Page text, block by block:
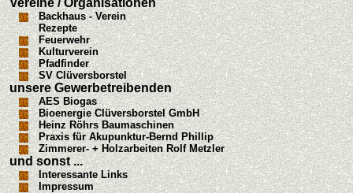
Vereine / Organisationen
Backhaus - Verein
Rezepte
Feuerwehr
Kulturverein
Pfadfinder
SV Clüversborstel
unsere Gewerbetreibenden
AES Biogas
Bioenergie Clüversborstel GmbH
Heinz Röhrs Baumaschinen
Praxis für Akupunktur-Bernd Phillip
Zimmerer- + Holzarbeiten Rolf Metzler
und sonst ...
Interessante Links
Impressum